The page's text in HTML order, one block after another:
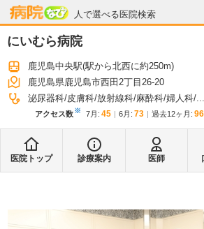
人で選べる医院検索
病院なび
にいむら病院
鹿児島中央駅(駅から北西に約250m)
鹿児島県鹿児島市西田2丁目26-20
泌尿器科 皮膚科 放射線科 麻酔科 婦人科 ...
アクセス数※ 7月 : 45 6月 : 73 過去12ヶ月:
医院トップ 診療案内 医師